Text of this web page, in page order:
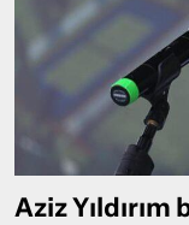
Aziz